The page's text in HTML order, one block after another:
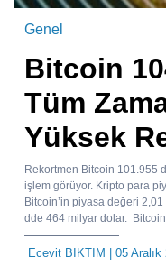
Genel
Bitcoin
Tüm
Yüksek
Rekortmen Bitcoin 101.955
işlem görüyor. Kripto para
Bitcoin’in piyasa değeri
dde 464 milyar dolar. Bitcoin
Ecevit BIKTIM | 05 Aralık